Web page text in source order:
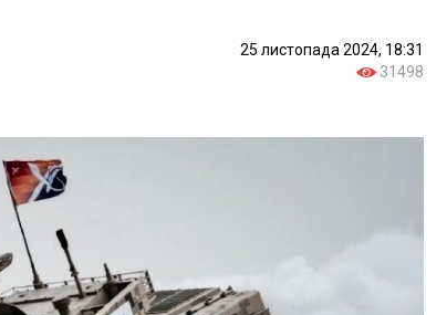
25 листопада 2024, 18:31
31498